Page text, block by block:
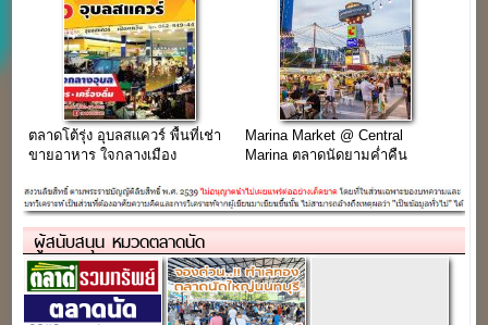
ตลาดโต้รุ่ง อุบลสแควร์ พื้นที่เช่า
ขายอาหาร ใจกลางเมือง
Marina Market @ Central
Marina ตลาดนัดยามค่ำคืน
ผู้สนับสนุน หมวดตลาดนัด